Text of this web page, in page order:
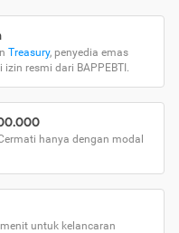
Treasury, penyedia emas
resmi dari BAPPEBTI.
hanya dengan modal
untuk kelancaran